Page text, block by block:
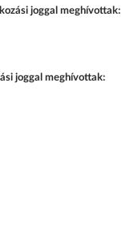
joggal meghívottak:
joggal meghívottak: